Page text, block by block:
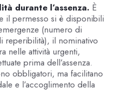
durante l’assenza. È
il permesso si è disponibili
(numero di
reperibilità), il nominativo
nelle attività urgenti,
prima dell’assenza.
obbligatori, ma facilitano
e l’accoglimento della